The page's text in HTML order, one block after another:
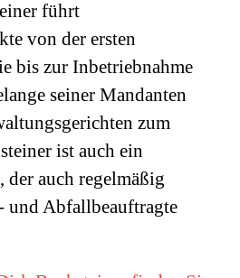
führt
von der ersten
bis zur Inbetriebnahme
seiner Mandanten
zum
ist auch ein
der auch regelmäßig
und Abfallbeauftragte